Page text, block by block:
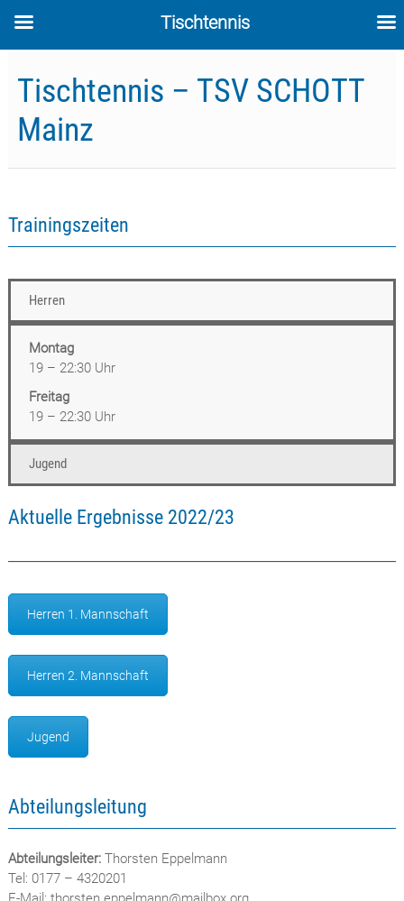
Skip
content
Tischtennis – TSV SCHOTT
Mainz
Trainingszeiten
Herren
Montag
19 – 22:30 Uhr
Freitag
19 – 22:30 Uhr
Jugend
Aktuelle Ergebnisse 2022/23
Herren 1. Mannschaft
Herren 2. Mannschaft
Jugend
Abteilungsleitung
Abteilungsleiter:Thorsten Eppelmann
Tel: 0177 – 4320201
Tischtennis